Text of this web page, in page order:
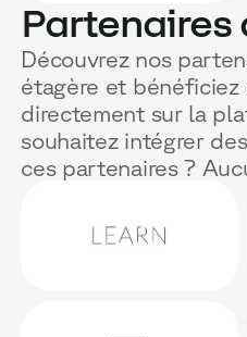
Partenaires
Découvrez nos
étagère et bénéficiez
directement sur la
souhaitez intégrer
ces partenaires ?